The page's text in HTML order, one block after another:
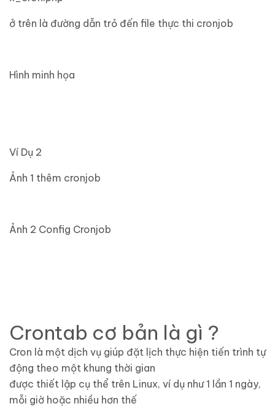
ở trên là đường dẫn trỏ đến file thực thi cronjob
Hình minh họa
Ví Dụ 2
Ảnh 1 thêm cronjob
Ảnh 2 Config Cronjob
Crontab cơ bản là gì ?
Cron là một dịch vụ giúp đặt lịch thực hiện tiến trình tự
động theo một khung thời gian
được thiết lập cụ thể trên Linux, ví dụ như 1 lần 1 ngày,
mỗi giờ hoặc nhiều hơn thế